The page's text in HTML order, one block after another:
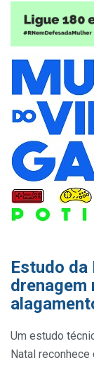
Estudo
drenagem
Um estudo
Natal